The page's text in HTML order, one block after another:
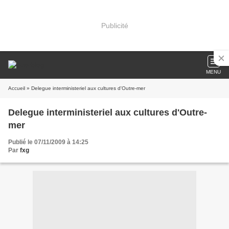
Publicité
MENU
Accueil » Delegue interministeriel aux cultures d'Outre-mer
Delegue interministeriel aux cultures d'Outre-
mer
Publié le 07/11/2009 à 14:25
Par fxg